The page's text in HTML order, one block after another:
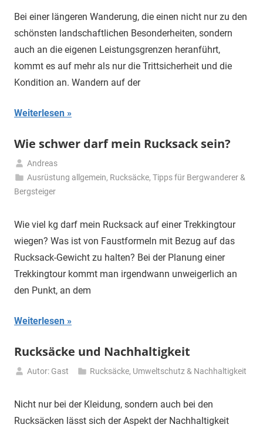
Mai
Bei einer längeren Wanderung, die einen nicht nur zu den
schönsten landschaftlichen Besonderheiten, sondern
auch an die eigenen Leistungsgrenzen heranführt,
kommt es auf mehr als nur die Trittsicherheit und die
Kondition an. Wandern auf der
Weiterlesen
Wie schwer darf mein Rucksack sein?
7.
Dezember
Andreas
Ausrüstung allgemein, Rucksäcke,Tipps für Bergwanderer &
Bergsteiger
Wie viel kg darf mein Rucksack auf einer Trekkingtour
wiegen? Was ist von Faustformeln mit Bezug auf das
Rucksack-Gewicht zu halten? Bei der Planung einer
Trekkingtour kommt man irgendwann unweigerlich an
den Punkt, an dem
Weiterlesen
Rucksäcke und Nachhaltigkeit
September
Autor: Gast Rucksäcke, Umweltschutz & Nachhaltigkeit
Nicht nur bei der Kleidung, sondern auch bei den
Rucksäcken lässt sich der Aspekt der Nachhaltigkeit